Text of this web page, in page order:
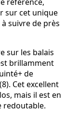
sur cet unique
suivre de près
sur les balais
brillamment
de
Cet excellent
mais il est en
redoutable.